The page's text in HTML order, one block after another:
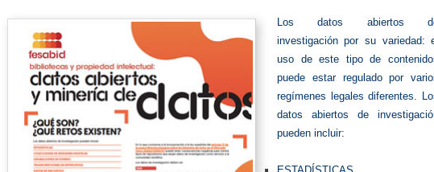
Los datos abiertos
investigación por su variedad:
uso de este tipo de
puede estar regulado por
regímenes legales diferentes.
datos abiertos de
pueden incluir: